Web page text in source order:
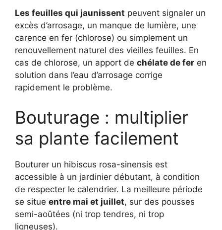
Les feuilles qui jaunissent peuvent signaler un
excès d’arrosage, un manque de lumière, une
carence en fer (chlorose) ou simplement un
renouvellement naturel des vieilles feuilles. En
cas de chlorose, un apport de chélate de fer en
solution dans l’eau d’arrosage corrige
rapidement le problème.
Bouturage : multiplier
sa plante facilement
Bouturer un hibiscus rosa-sinensis est
accessible à un jardinier débutant, à condition
de respecter le calendrier. La meilleure période
se situe entre mai et juillet, sur des pousses
semi-aoûtées (ni trop tendres, ni trop
ligneuses).